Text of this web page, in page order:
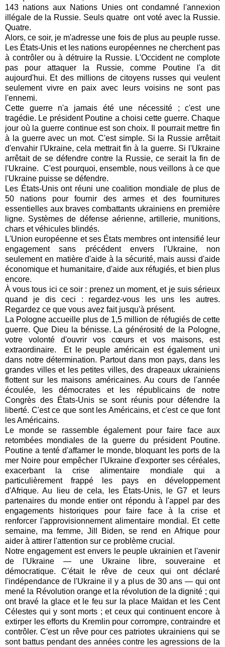
143 nations aux Nations Unies ont condamné l'annexion
illégale de la Russie. Seuls quatre ont voté avec la Russie.
Quatre.
Alors, ce soir, je m'adresse une fois de plus au peuple russe.
Les États-Unis et les nations européennes ne cherchent pas
à contrôler ou à détruire la Russie. L'Occident ne complote
pas pour attaquer la Russie, comme Poutine l'a dit
aujourd'hui. Et des millions de citoyens russes qui veulent
seulement vivre en paix avec leurs voisins ne sont pas
l'ennemi.
Cette guerre n'a jamais été une nécessité ; c'est une
tragédie. Le président Poutine a choisi cette guerre. Chaque
jour où la guerre continue est son choix. Il pourrait mettre fin
à la guerre avec un mot. C'est simple. Si la Russie arrêtait
d'envahir l'Ukraine, cela mettrait fin à la guerre. Si l'Ukraine
arrêtait de se défendre contre la Russie, ce serait la fin de
l'Ukraine. C'est pourquoi, ensemble, nous veillons à ce que
l'Ukraine puisse se défendre.
Les États-Unis ont réuni une coalition mondiale de plus de
50 nations pour fournir des armes et des fournitures
essentielles aux braves combattants ukrainiens en première
ligne. Systèmes de défense aérienne, artillerie, munitions,
chars et véhicules blindés.
L'Union européenne et ses États membres ont intensifié leur
engagement sans précédent envers l'Ukraine, non
seulement en matière d'aide à la sécurité, mais aussi d'aide
économique et humanitaire, d'aide aux réfugiés, et bien plus
encore.
À vous tous ici ce soir : prenez un moment, et je suis sérieux
quand je dis ceci : regardez-vous les uns les autres.
Regardez ce que vous avez fait jusqu'à présent.
La Pologne accueille plus de 1,5 million de réfugiés de cette
guerre. Que Dieu la bénisse. La générosité de la Pologne,
votre volonté d'ouvrir vos cœurs et vos maisons, est
extraordinaire.
Et le peuple américain est également uni
dans notre détermination. Partout dans mon pays, dans les
grandes villes et les petites villes, des drapeaux ukrainiens
flottent sur les maisons américaines. Au cours de l'année
écoulée, les démocrates et les républicains de notre
Congrès des États-Unis se sont réunis pour défendre la
liberté. C'est ce que sont les Américains, et c'est ce que font
les Américains.
Le monde se rassemble également pour faire face aux
retombées mondiales de la guerre du président Poutine.
Poutine a tenté d'affamer le monde, bloquant les ports de la
mer Noire pour empêcher l'Ukraine d'exporter ses céréales,
exacerbant la crise alimentaire mondiale qui a
particulièrement frappé les pays en développement
d'Afrique. Au lieu de cela, les États-Unis, le G7 et leurs
partenaires du monde entier ont répondu à l'appel par des
engagements historiques pour faire face à la crise et
renforcer l'approvisionnement alimentaire mondial. Et cette
semaine, ma femme, Jill Biden, se rend en Afrique pour
aider à attirer l'attention sur ce problème crucial.
Notre engagement est envers le peuple ukrainien et l'avenir
de l'Ukraine — une Ukraine libre, souveraine et
démocratique. C'était le rêve de ceux qui ont déclaré
l'indépendance de l'Ukraine il y a plus de 30 ans — qui ont
mené la Révolution orange et la révolution de la dignité ; qui
ont bravé la glace et le feu sur la place Maïdan et les Cent
Célestes qui y sont morts ; et ceux qui continuent encore à
extirper les efforts du Kremlin pour corrompre, contraindre et
contrôler. C'est un rêve pour ces patriotes ukrainiens qui se
sont battus pendant des années contre les agressions de la